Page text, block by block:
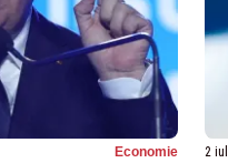
Economie 2